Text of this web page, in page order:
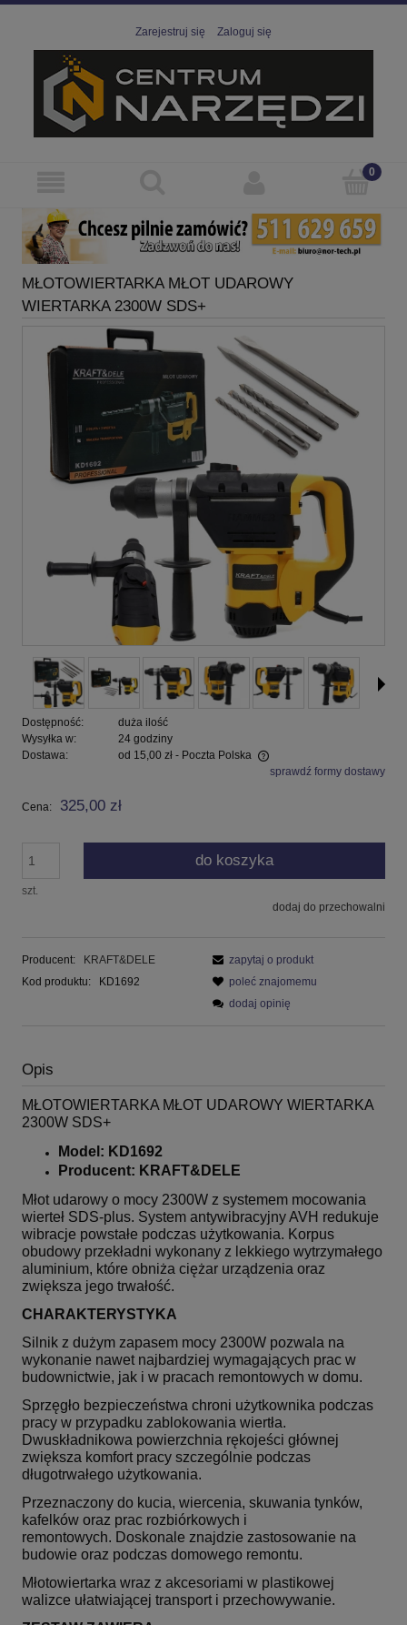
Zarejestruj się Zaloguj się
MŁOTOWIERTARKA MŁOT UDAROWY
WIERTARKA 2300W SDS+
Dostępność:
duża ilość
Wysyłka w:
24 godziny
Dostawa:
od 15,00 zł - Poczta Polska
Cena nie zawiera ewentualnych kosztów płatnościsprawdź formy dostawy
Cena: 325,00 zł
szt.
do koszyka
dodaj do przechowalni
Producent:
KRAFT&DELE
Kod produktu:
KD1692
zapytaj o produkt
poleć znajomemu
dodaj opinię
Opis
MŁOTOWIERTARKA MŁOT UDAROWY WIERTARKA
2300W SDS+
Model: KD1692
Producent: KRAFT&DELE
Młot udarowy o mocy 2300W z systemem mocowania
wierteł SDS-plus. System antywibracyjny AVH redukuje
wibracje powstałe podczas użytkowania. Korpus
obudowy przekładni wykonany z lekkiego wytrzymałego
aluminium, które obniża ciężar urządzenia oraz
zwiększa jego trwałość.
CHARAKTERYSTYKA
Silnik z dużym zapasem mocy 2300W pozwala na
wykonanie nawet najbardziej wymagających prac w
budownictwie, jak i w pracach remontowych w domu.
Sprzęgło bezpieczeństwa chroni użytkownika podczas
pracy w przypadku zablokowania wiertła.
Dwuskładnikowa powierzchnia rękojeści głównej
zwiększa komfort pracy szczególnie podczas
długotrwałego użytkowania.
Przeznaczony do kucia, wiercenia, skuwania tynków,
kafelków oraz prac rozbiórkowych i
remontowych. Doskonale znajdzie zastosowanie na
budowie oraz podczas domowego remontu.
Młotowiertarka wraz z akcesoriami w plastikowej
walizce ułatwiającej transport i przechowywanie.